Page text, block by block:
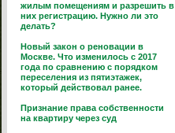
жилым помещениям и разрешить в
них регистрацию. Нужно ли это
делать?
Новый закон о реновации в
Москве. Что изменилось с 2017
года по сравнению с порядком
переселения из пятиэтажек,
который действовал ранее.
Признание права собственности
на квартиру через суд